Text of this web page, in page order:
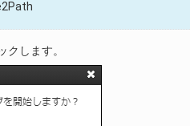
クします。